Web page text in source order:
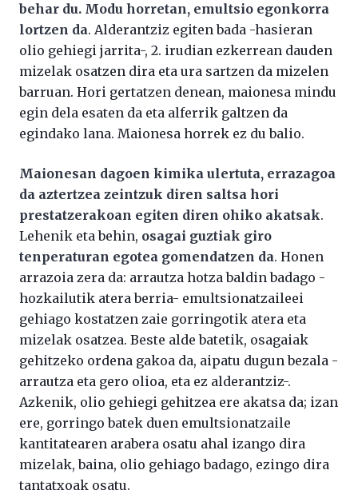
behar du. Modu horretan, emultsio egonkorra
lortzen da. Alderantziz egiten bada -hasieran
olio gehiegi jarrita-, 2. irudian ezkerrean dauden
mizelak osatzen dira eta ura sartzen da mizelen
barruan. Hori gertatzen denean, maionesa mindu
egin dela esaten da eta alferrik galtzen da
egindako lana. Maionesa horrek ez du balio.
Maionesan dagoen kimika ulertuta, errazagoa
da aztertzea zeintzuk diren saltsa hori
prestatzerakoan egiten diren ohiko akatsak.
Lehenik eta behin, osagai guztiak giro
tenperaturan egotea gomendatzen da. Honen
arrazoia zera da: arrautza hotza baldin badago -
hozkailutik atera berria- emultsionatzaileei
gehiago kostatzen zaie gorringotik atera eta
mizelak osatzea. Beste alde batetik, osagaiak
gehitzeko ordena gakoa da, aipatu dugun bezala -
arrautza eta gero olioa, eta ez alderantziz-.
Azkenik, olio gehiegi gehitzea ere akatsa da; izan
ere, gorringo batek duen emultsionatzaile
kantitatearen arabera osatu ahal izango dira
mizelak, baina, olio gehiago badago, ezingo dira
tantatxoak osatu.